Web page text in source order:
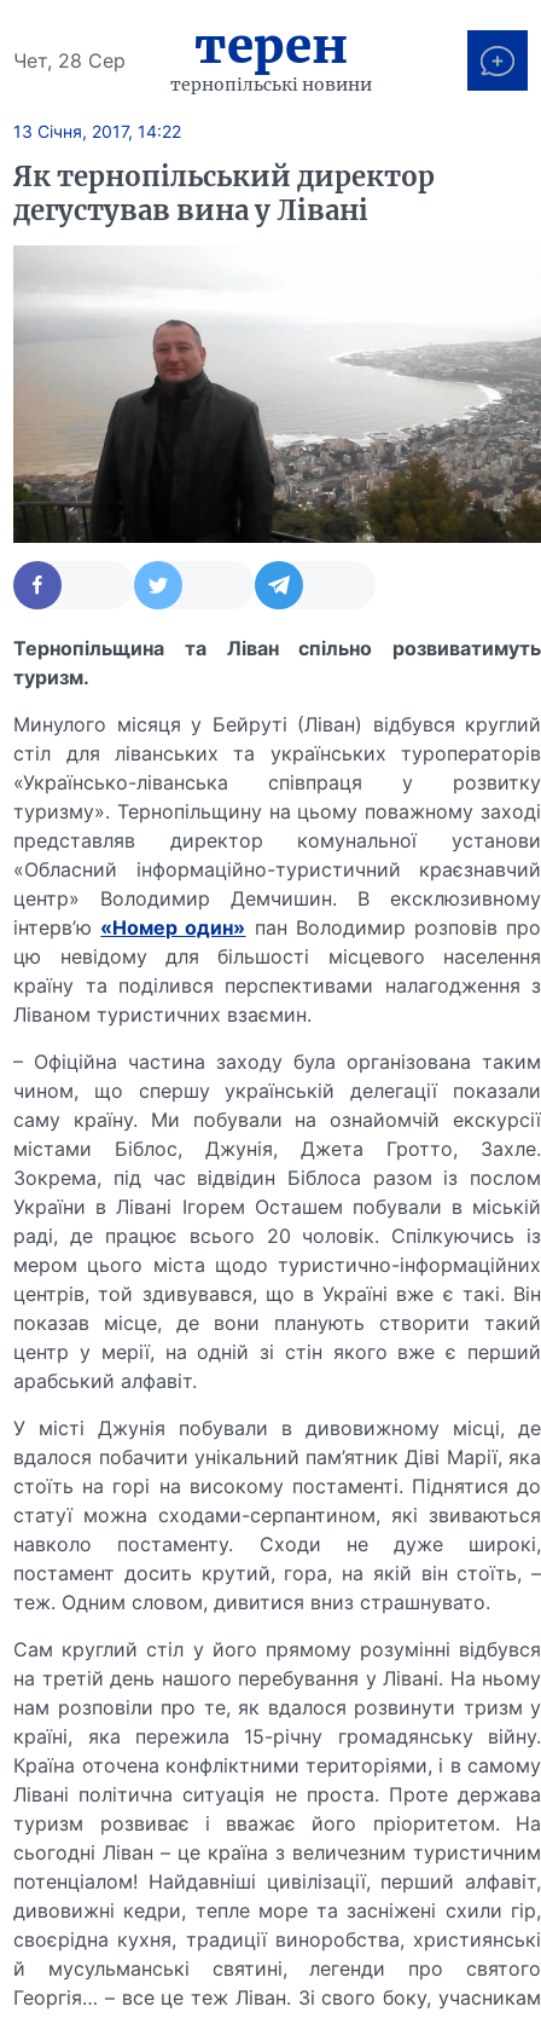
Чет, 28 Сер терен
тернопільські новини
13 Січня, 2017, 14:22
Як тернопільський директор
дегустував вина у Лівані
Тернопільщина та Ліван спільно розвиватимуть
туризм.
Минулого місяця у Бейруті (Ліван) відбувся круглий
стіл для ліванських та українських туроператорів
«Українсько-ліванська співпраця у розвитку
туризму». Тернопільщину на цьому поважному заході
представляв директор комунальної установи
«Обласний інформаційно-туристичний краєзнавчий
центр» Володимир Демчишин. В ексклюзивному
інтерв’ю «Номер один» пан Володимир розповів про
цю невідому для більшості місцевого населення
країну та поділився перспективами налагодження з
Ліваном туристичних взаємин.
– Офіційна частина заходу була організована таким
чином, що спершу українській делегації показали
саму країну. Ми побували на ознайомчій екскурсії
містами Біблос, Джунія, Джета Гротто, Захле.
Зокрема, під час відвідин Біблоса разом із послом
України в Лівані Ігорем Осташем побували в міській
раді, де працює всього 20 чоловік. Спілкуючись із
мером цього міста щодо туристично-інформаційних
центрів, той здивувався, що в Україні вже є такі. Він
показав місце, де вони планують створити такий
центр у мерії, на одній зі стін якого вже є перший
арабський алфавіт.
У місті Джунія побували в дивовижному місці, де
вдалося побачити унікальний пам’ятник Діві Марії, яка
стоїть на горі на високому постаменті. Піднятися до
статуї можна сходами-серпантином, які звиваються
навколо постаменту. Сходи не дуже широкі,
постамент досить крутий, гора, на якій він стоїть, –
теж. Одним словом, дивитися вниз страшнувато.
Сам круглий стіл у його прямому розумінні відбувся
на третій день нашого перебування у Лівані. На ньому
нам розповіли про те, як вдалося розвинути тризм у
країні, яка пережила 15-річну громадянську війну.
Країна оточена конфліктними територіями, і в самому
Лівані політична ситуація не проста. Проте держава
туризм розвиває і вважає його пріоритетом. На
сьогодні Ліван – це країна з величезним туристичним
потенціалом! Найдавніші цивілізації, перший алфавіт,
дивовижні кедри, тепле море та засніжені схили гір,
своєрідна кухня, традиції виноробства, християнські
й мусульманські святині, легенди про святого
Георгія… – все це теж Ліван. Зі свого боку, учасникам